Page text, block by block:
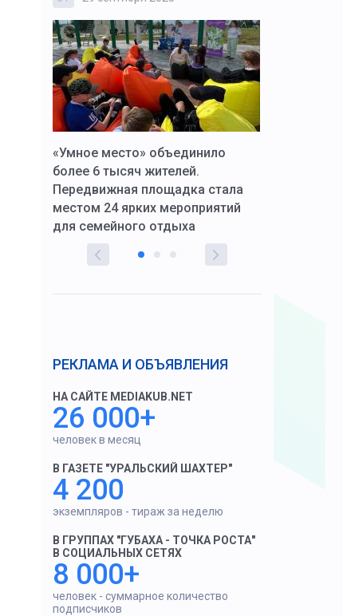
со
«Умное место» объединило
более 6 тысяч жителей.
Передвижная площадка стала
местом 24 ярких мероприятий
для семейного отдыха
РЕКЛАМА И ОБЪЯВЛЕНИЯ
НА САЙТЕ MEDIAKUB.NET
26 000+
человек в месяц
В ГАЗЕТЕ "УРАЛЬСКИЙ ШАХТЕР"
4 200
экземпляров - тираж за неделю
В ГРУППАХ "ГУБАХА - ТОЧКА РОСТА"
В СОЦИАЛЬНЫХ СЕТЯХ
8 000+
человек - суммарное количество
подписчиков